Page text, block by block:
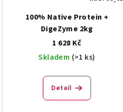
100% Native Protein +
DigeZyme 2kg
1 628 Kč
Skladem (>1 ks)
Detail